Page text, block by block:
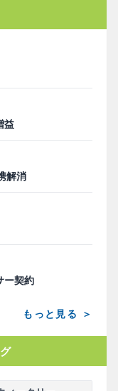
益
解消
ー契約
もっと見る ＞